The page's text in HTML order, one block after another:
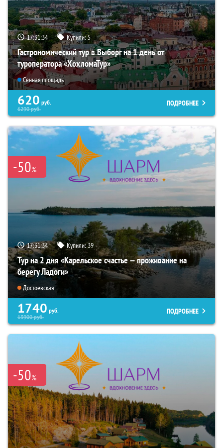
17:31:33 Купили:5
Гастрономический тур в Выборг на 1 день от
туроператора «ХохломаТур»
Сенная площадь
620 руб.
6290руб.
ПОДРОБНЕЕ
-50%
17:31:33 Купили:39
Тур на 2 дня «Карельское счастье — проживание на
берегу Ладоги»
Достоевская
1740 руб.
13900руб.
ПОДРОБНЕЕ
-50%